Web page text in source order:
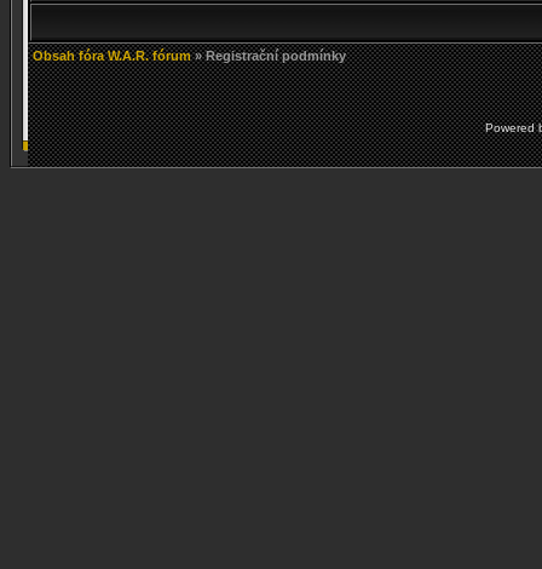
Obsah fóra W.A.R. fórum» Registrační podmínky
Powered